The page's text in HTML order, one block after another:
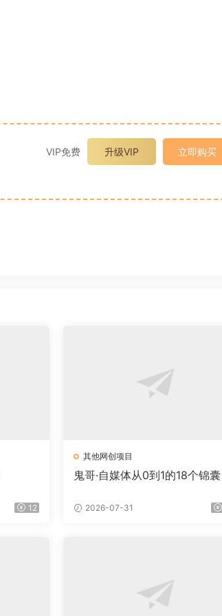
VIP免费 升级VIP 立即购买
12
其他网创项目
鬼哥·自媒体从0到1的18个锦囊
2026-07-31